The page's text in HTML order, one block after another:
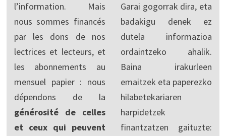
l’information. Mais
nous sommes financés
par les dons de nos
lectrices et lecteurs, et
les abonnements au
mensuel papier : nous
dépendons de la
générosité de celles
et ceux qui peuvent
Garai gogorrak dira, eta
badakigu denek ez
dutela informazioa
ordaintzeko ahalik.
Baina irakurleen
emaitzek eta paperezko
hilabetekariaren
harpidetzek
finantzatzen gaituzte: